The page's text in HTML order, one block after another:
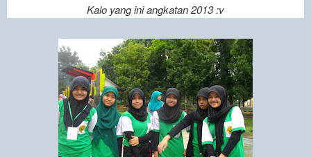
Kalo yang ini angkatan 2013 :v